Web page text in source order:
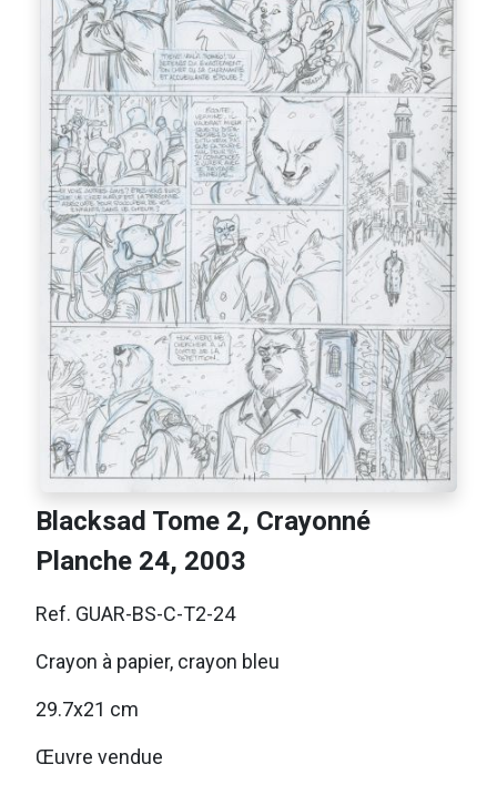
Blacksad Tome 2, Crayonné
Planche 24, 2003
Ref. GUAR-BS-C-T2-24
Crayon à papier, crayon bleu
29.7x21 cm
Œuvre vendue